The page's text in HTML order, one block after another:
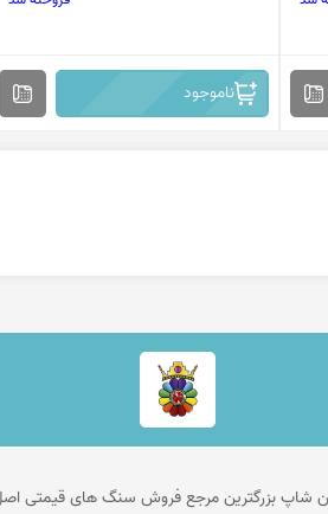
ناموجود
شاپ بزرگترین مرجع فروش سنگ های قیمتی